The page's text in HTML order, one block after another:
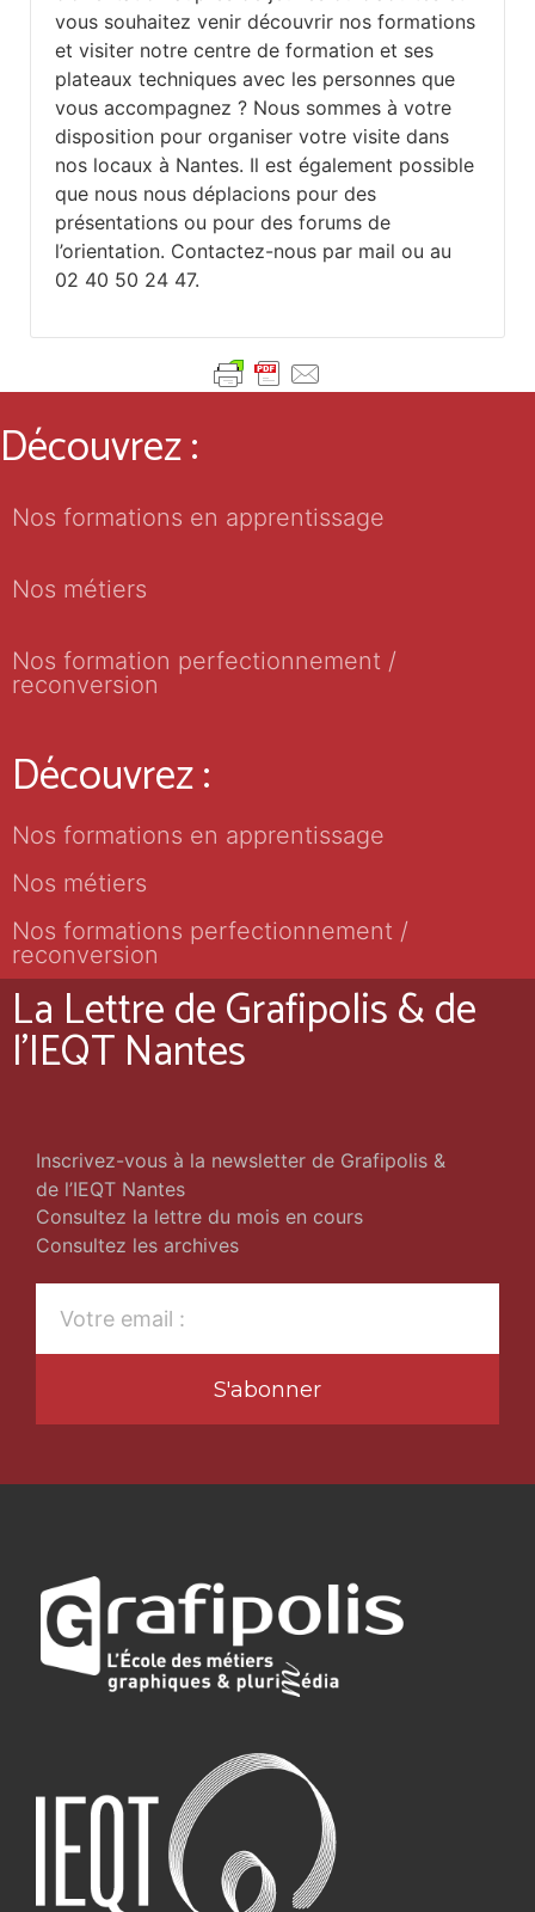
vous souhaitez venir découvrir nos formations
et visiter notre centre de formation et ses
plateaux techniques avec les personnes que
vous accompagnez ? Nous sommes à votre
disposition pour organiser votre visite dans
nos locaux à Nantes. Il est également possible
que nous nous déplacions pour des
présentations ou pour des forums de
l’orientation. Contactez-nous par mail ou au
02 40 50 24 47.
Découvrez :
Nos formations en apprentissage
Nos métiers
Nos formation perfectionnement /
reconversion
Découvrez :
Nos formations en apprentissage
Nos métiers
Nos formations perfectionnement /
reconversion
La Lettre de Grafipolis & de
l'IEQT Nantes
Inscrivez-vous à la newsletter de Grafipolis &
de l’IEQT Nantes
Consultez la lettre du mois en cours
Consultez les archives
S'abonner